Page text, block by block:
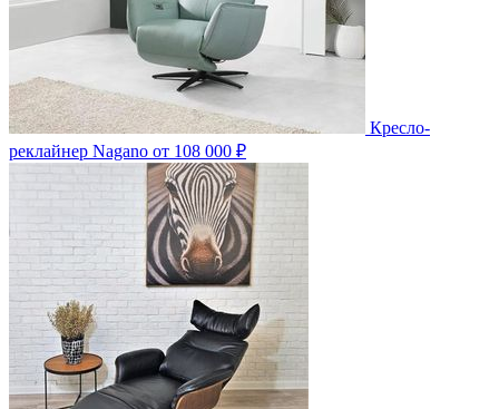
Кресло-
реклайнер Nagano от 108 000 ₽